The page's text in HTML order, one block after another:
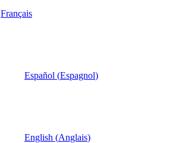
Français
Español (Espagnol)
English (Anglais)